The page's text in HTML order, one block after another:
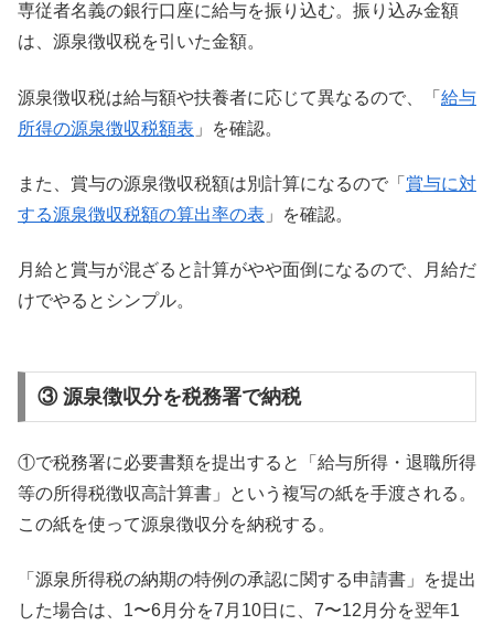
専従者名義の銀行口座に給与を振り込む。振り込み金額
は、源泉徴収税を引いた金額。
源泉徴収税は給与額や扶養者に応じて異なるので、「 給与
所得の源泉徴収税額表 」を確認。
また、賞与の源泉徴収税額は別計算になるので「 賞与に対
する源泉徴収税額の算出率の表 」を確認。
月給と賞与が混ざると計算がやや面倒になるので、月給だ
けでやるとシンプル。
③ 源泉徴収分を税務署で納税
①で税務署に必要書類を提出すると「給与所得・退職所得
等の所得税徴収高計算書」という複写の紙を手渡される。
この紙を使って源泉徴収分を納税する。
「源泉所得税の納期の特例の承認に関する申請書」を提出
した場合は、1〜6月分を7月10日に、7〜12月分を翌年1